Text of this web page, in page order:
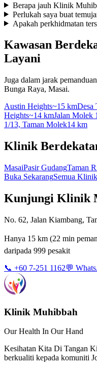
Berapa jauh Klinik
Perlukah saya buat
Apakah perkhidmatan
Kawasan
Layani
Juga dalam jarak
Bunga Raya, Masai.
Austin Heights~15 kmDesa
Heights~14 kmJalan Molek
1/13, Taman Molek14 km
Klinik
MasaiPasir GudangTaman
Buka SekarangSemua Klinik
Kunjungi Klinik
No. 62, Jalan Kiambang,
Hanya 15 km (22 min
daripada 999 pesakit
📞 +60 7-251 1162💬
Klinik Muhibbah
Our Health In Our Hand
Kesihatan Kita Di Tangan
berkualiti kepada komuniti